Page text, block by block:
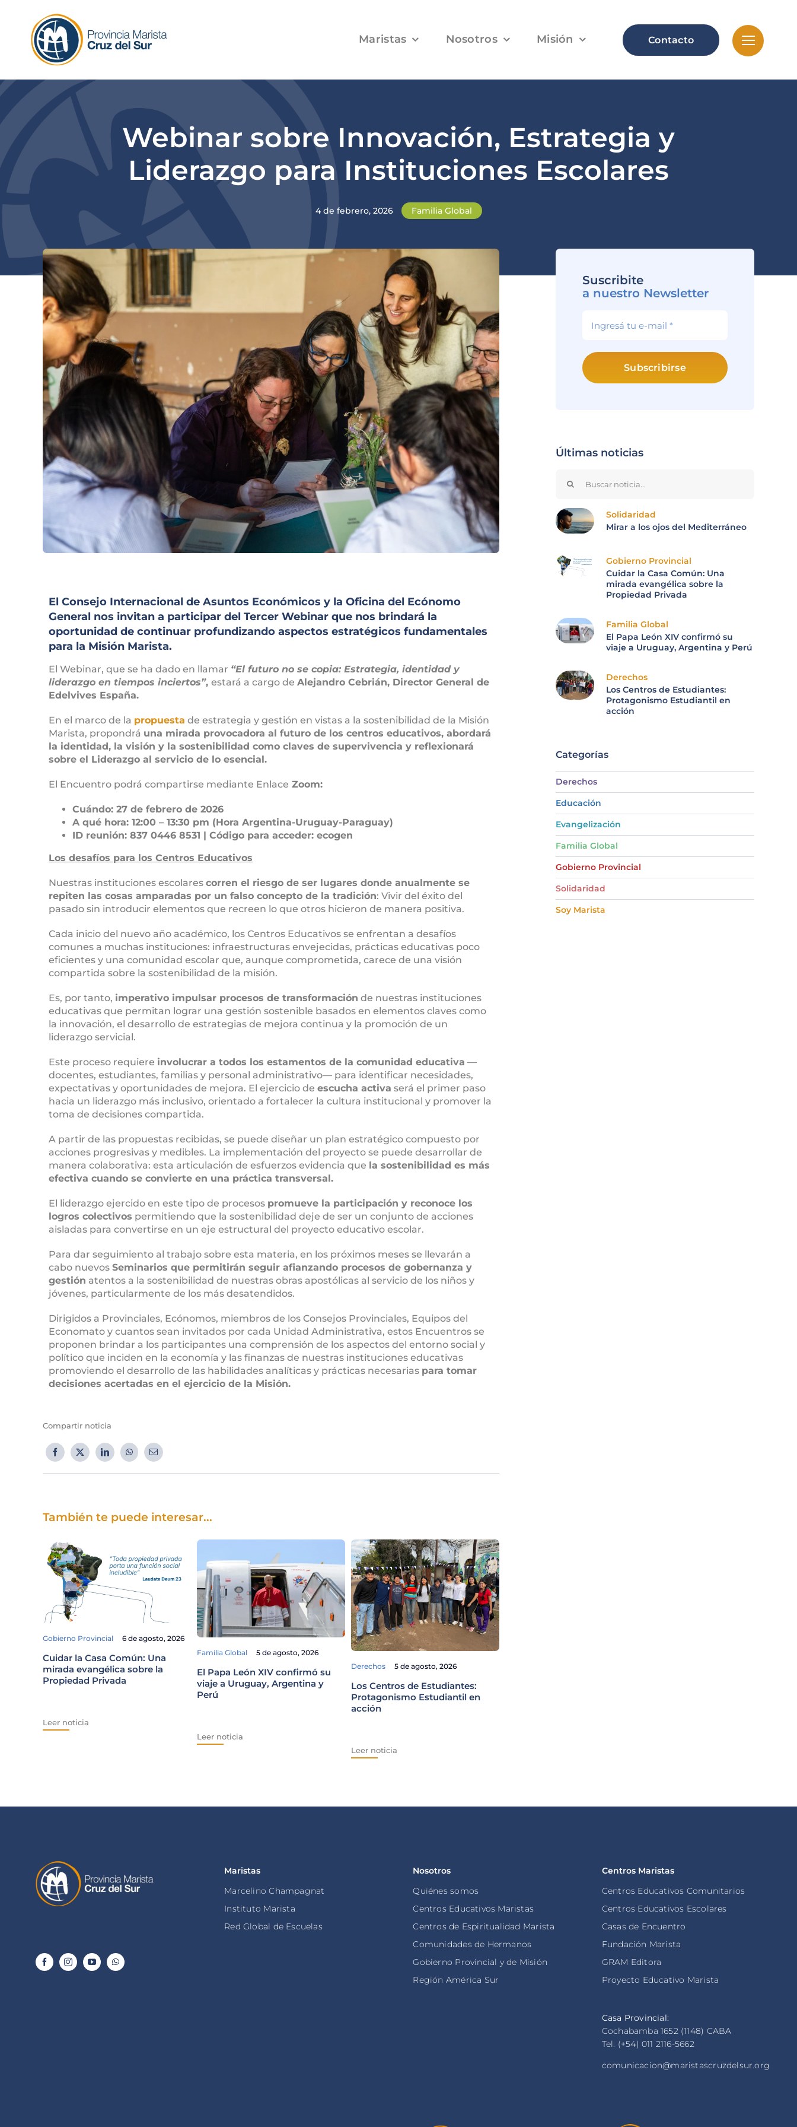
content
Maristas Nosotros Misión Contacto
Webinar sobre Innovación, Estrategia y
Liderazgo para Instituciones Escolares
4 de febrero, 2026 Familia Global
El Consejo Internacional de Asuntos Económicos y la Oficina del Ecónomo
General nos invitan a participar del Tercer Webinar que nos brindará la
oportunidad de continuar profundizando aspectos estratégicos fundamentales
para la Misión Marista.
El Webinar, que se ha dado en llamar “El futuro no se copia: Estrategia, identidad y
liderazgo en tiempos inciertos”, estará a cargo de Alejandro Cebrián, Director General de
Edelvives España.
En el marco de la propuesta de estrategia y gestión en vistas a la sostenibilidad de la Misión
Marista, propondrá una mirada provocadora al futuro de los centros educativos, abordará
la identidad, la visión y la sostenibilidad como claves de supervivencia y reflexionará
sobre el Liderazgo al servicio de lo esencial.
El Encuentro podrá compartirse mediante Enlace Zoom:
Cuándo: 27 de febrero de 2026
A qué hora: 12:00 – 13:30 pm (Hora Argentina-Uruguay-Paraguay)
ID reunión: 837 0446 8531 | Código para acceder: ecogen
Los desafíos para los Centros Educativos
Nuestras instituciones escolares corren el riesgo de ser lugares donde anualmente se
repiten las cosas amparadas por un falso concepto de la tradición: Vivir del éxito del
pasado sin introducir elementos que recreen lo que otros hicieron de manera positiva.
Cada inicio del nuevo año académico, los Centros Educativos se enfrentan a desafíos
comunes a muchas instituciones: infraestructuras envejecidas, prácticas educativas poco
eficientes y una comunidad escolar que, aunque comprometida, carece de una visión
compartida sobre la sostenibilidad de la misión.
Es, por tanto, imperativo impulsar procesos de transformación de nuestras instituciones
educativas que permitan lograr una gestión sostenible basados en elementos claves como
la innovación, el desarrollo de estrategias de mejora continua y la promoción de un
liderazgo servicial.
Este proceso requiere involucrar a todos los estamentos de la comunidad educativa —
docentes, estudiantes, familias y personal administrativo— para identificar necesidades,
expectativas y oportunidades de mejora. El ejercicio de escucha activa será el primer paso
hacia un liderazgo más inclusivo, orientado a fortalecer la cultura institucional y promover la
toma de decisiones compartida.
A partir de las propuestas recibidas, se puede diseñar un plan estratégico compuesto por
acciones progresivas y medibles. La implementación del proyecto se puede desarrollar de
manera colaborativa: esta articulación de esfuerzos evidencia que la sostenibilidad es más
efectiva cuando se convierte en una práctica transversal.
El liderazgo ejercido en este tipo de procesos promueve la participación y reconoce los
logros colectivos permitiendo que la sostenibilidad deje de ser un conjunto de acciones
aisladas para convertirse en un eje estructural del proyecto educativo escolar.
Para dar seguimiento al trabajo sobre esta materia, en los próximos meses se llevarán a
cabo nuevos Seminarios que permitirán seguir afianzando procesos de gobernanza y
gestión atentos a la sostenibilidad de nuestras obras apostólicas al servicio de los niños y
jóvenes, particularmente de los más desatendidos.
Dirigidos a Provinciales, Ecónomos, miembros de los Consejos Provinciales, Equipos del
Economato y cuantos sean invitados por cada Unidad Administrativa, estos Encuentros se
proponen brindar a los participantes una comprensión de los aspectos del entorno social y
político que inciden en la economía y las finanzas de nuestras instituciones educativas
promoviendo el desarrollo de las habilidades analíticas y prácticas necesarias para tomar
decisiones acertadas en el ejercicio de la Misión.
Compartir noticia
También te puede interesar...
Gobierno Provincial 6 de agosto, 2026
Cuidar la Casa Común: Una
mirada evangélica sobre la
Propiedad Privada
Leer noticia
Familia Global 5 de agosto, 2026
El Papa León XIV confirmó su
viaje a Uruguay, Argentina y
Perú
Leer noticia
Derechos 5 de agosto, 2026
Los Centros de Estudiantes:
Protagonismo Estudiantil en
acción
Leer noticia
Suscribite
a nuestro Newsletter
Subscribirse
Últimas noticias
Solidaridad
Mirar a los ojos del Mediterráneo
Gobierno Provincial
Cuidar la Casa Común: Una
mirada evangélica sobre la
Propiedad Privada
Familia Global
El Papa León XIV confirmó su
viaje a Uruguay, Argentina y Perú
Derechos
Los Centros de Estudiantes:
Protagonismo Estudiantil en
acción
Categorías
Derechos
Educación
Evangelización
Familia Global
Gobierno Provincial
Solidaridad
Soy Marista
Maristas
Marcelino Champagnat
Instituto Marista
Red Global de Escuelas
Nosotros
Quiénes somos
Centros Educativos Maristas
Centros de Espiritualidad Marista
Comunidades de Hermanos
Gobierno Provincial y de Misión
Región América Sur
Centros Maristas
Centros Educativos Comunitarios
Centros Educativos Escolares
Casas de Encuentro
Fundación Marista
GRAM Editora
Proyecto Educativo Marista
Casa Provincial:
Cochabamba 1652 (1148) CABA
Tel: (+54) 011 2116-5662
comunicacion@maristascruzdelsur.org